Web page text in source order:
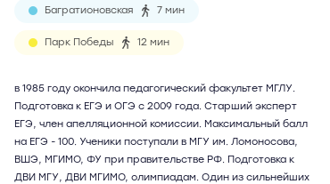
Багратионовская 7 мин
Парк Победы 12 мин
в 1985 году окончила педагогический факультет МГЛУ.
Подготовка к ЕГЭ и ОГЭ с 2009 года. Старший эксперт
ЕГЭ, член апелляционной комиссии. Максимальный балл
на ЕГЭ - 100. Ученики поступали в МГУ им. Ломоносова,
ВШЭ, МГИМО, ФУ при правительстве РФ. Подготовка к
ДВИ МГУ, ДВИ МГИМО, олимпиадам. Один из сильнейших